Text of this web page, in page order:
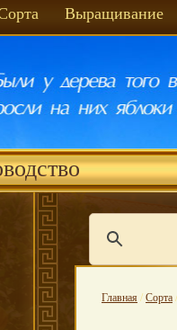
Выращивание
Главная / Сорта